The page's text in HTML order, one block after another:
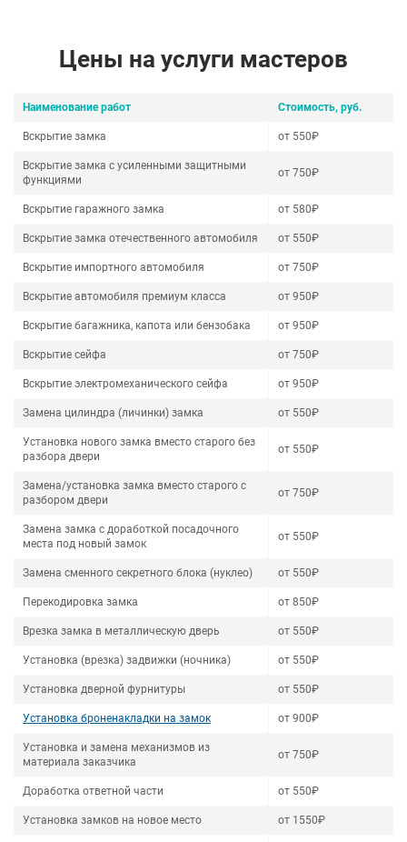
Цены на услуги мастеров
Наименование работ Стоимость, руб.
Вскрытие замка от 550₽
Вскрытие замка с усиленными защитными
функциями
от 750₽
Вскрытие гаражного замка от 580₽
Вскрытие замка отечественного автомобиля от 550₽
Вскрытие импортного автомобиля от 750₽
Вскрытие автомобиля премиум класса от 950₽
Вскрытие багажника, капота или бензобака от 950₽
Вскрытие сейфа от 750₽
Вскрытие электромеханического сейфа от 950₽
Замена цилиндра (личинки) замка от 550₽
Установка нового замка вместо старого без
разбора двери
от 550₽
Замена/установка замка вместо старого с
разбором двери
от 750₽
Замена замка с доработкой посадочного
места под новый замок
от 550₽
Замена сменного секретного блока (нуклео) от 550₽
Перекодировка замка от 850₽
Врезка замка в металлическую дверь от 550₽
Установка (врезка) задвижки (ночника) от 550₽
Установка дверной фурнитуры от 550₽
Установка броненакладки на замок от 900₽
Установка и замена механизмов из
материала заказчика
от 750₽
Доработка ответной части от 550₽
Установка замков на новое место от 1550₽